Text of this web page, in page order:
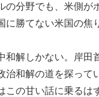
の分野でも、米側が
に勝てない米国の焦
和解しかない。岸田
治和解の道を探って
この甘い話に乗るは